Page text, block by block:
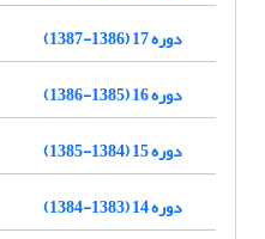
دوره 17 (1386-1387)
دوره 16 (1385-1386)
دوره 15 (1384-1385)
دوره 14 (1383-1384)